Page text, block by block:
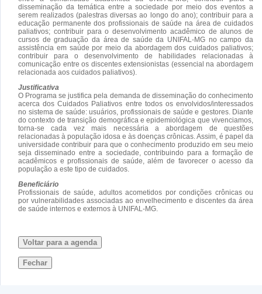
disseminação da temática entre a sociedade por meio dos eventos a
serem realizados (palestras diversas ao longo do ano); contribuir para a
educação permanente dos profissionais de saúde na área de cuidados
paliativos; contribuir para o desenvolvimento acadêmico de alunos de
cursos de graduação da área de saúde da UNIFAL-MG no campo da
assistência em saúde por meio da abordagem dos cuidados paliativos;
contribuir para o desenvolvimento de habilidades relacionadas à
comunicação entre os discentes extensionistas (essencial na abordagem
relacionada aos cuidados paliativos).
Justificativa
O Programa se justifica pela demanda de disseminação do conhecimento
acerca dos Cuidados Paliativos entre todos os envolvidos/interessados
no sistema de saúde: usuários, profissionais de saúde e gestores. Diante
do contexto de transição demográfica e epidemiológica que vivenciamos,
torna-se cada vez mais necessária a abordagem de questões
relacionadas à população idosa e às doenças crônicas. Assim, é papel da
universidade contribuir para que o conhecimento produzido em seu meio
seja disseminado entre a sociedade, contribuindo para a formação de
acadêmicos e profissionais de saúde, além de favorecer o acesso da
população a este tipo de cuidados.
Beneficiário
Profissionais de saúde, adultos acometidos por condições crônicas ou
por vulnerabilidades associadas ao envelhecimento e discentes da área
de saúde internos e externos à UNIFAL-MG.
Voltar para a agenda
Fechar